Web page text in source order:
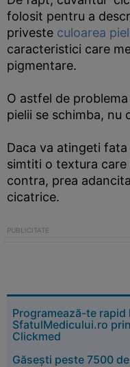
folosit pentru a
priveste culoarea
caracteristici care
pigmentare.
O astfel de
pielii se schimba, nu
Daca va atingeti
simtiti o textura care
contra, prea
cicatrice.
Programează-te
SfatulMedicului.ro
Clickmed
Găsești peste 7500